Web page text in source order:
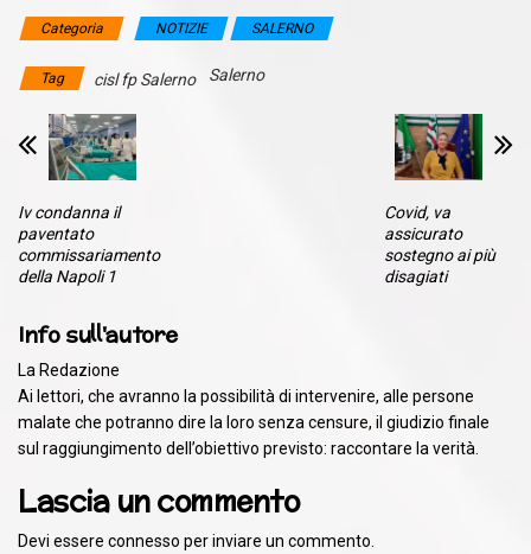
Categoria NOTIZIE SALERNO
Tag cisl fp Salerno Salerno
Iv condanna il
paventato
commissariamento
della Napoli 1
Covid, va
assicurato
sostegno ai più
disagiati
Info sull'autore
La Redazione
Ai lettori, che avranno la possibilità di intervenire, alle persone
malate che potranno dire la loro senza censure, il giudizio finale
sul raggiungimento dell’obiettivo previsto: raccontare la verità.
Lascia un commento
Devi essere connesso per inviare un commento.